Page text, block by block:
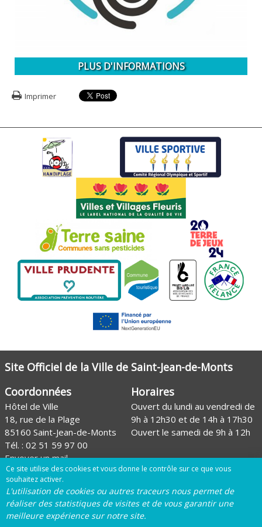
PLUS D'INFORMATIONS
Imprimer
Site Officiel de la Ville de Saint-Jean-de-Monts
Coordonnées
Hôtel de Ville
18, rue de la Plage
85160 Saint-Jean-de-Monts
Tél. : 02 51 59 97 00
Envoyer un mail
Horaires
Ouvert du lundi au vendredi de
9h à 12h30 et de 14h à 17h30
Ouvert le samedi de 9h à 12h
Site de l'Office de tourisme
Page Facebook de la Ville
Page Instagram de la Ville
Ce site utilise des cookies et vous donne le contrôle sur ce que vous
souhaitez activer.
L'utilisation de cookies ou autres traceurs nous permet de
réaliser des statistiques de visites et de vous garantir une
meilleure expérience sur notre site.